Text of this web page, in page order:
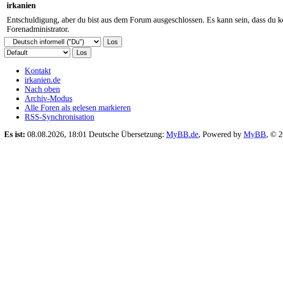
irkanien
Entschuldigung, aber du bist aus dem Forum ausgeschlossen. Es kann sein, dass
Forenadministrator.
Kontakt
irkanien.de
Nach oben
Archiv-Modus
Alle Foren als gelesen markieren
RSS-Synchronisation
Es ist: 08.08.2026, 18:01 Deutsche Übersetzung: MyBB.de, Powered by MyBB, ©